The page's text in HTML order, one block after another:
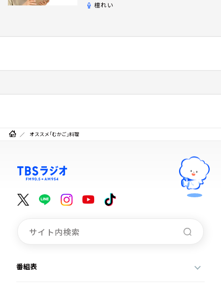
檀れい
オススメ「むかご」料理
番組表